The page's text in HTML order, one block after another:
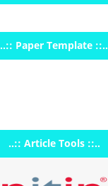
..:: Paper Template ::..
..:: Article Tools ::..